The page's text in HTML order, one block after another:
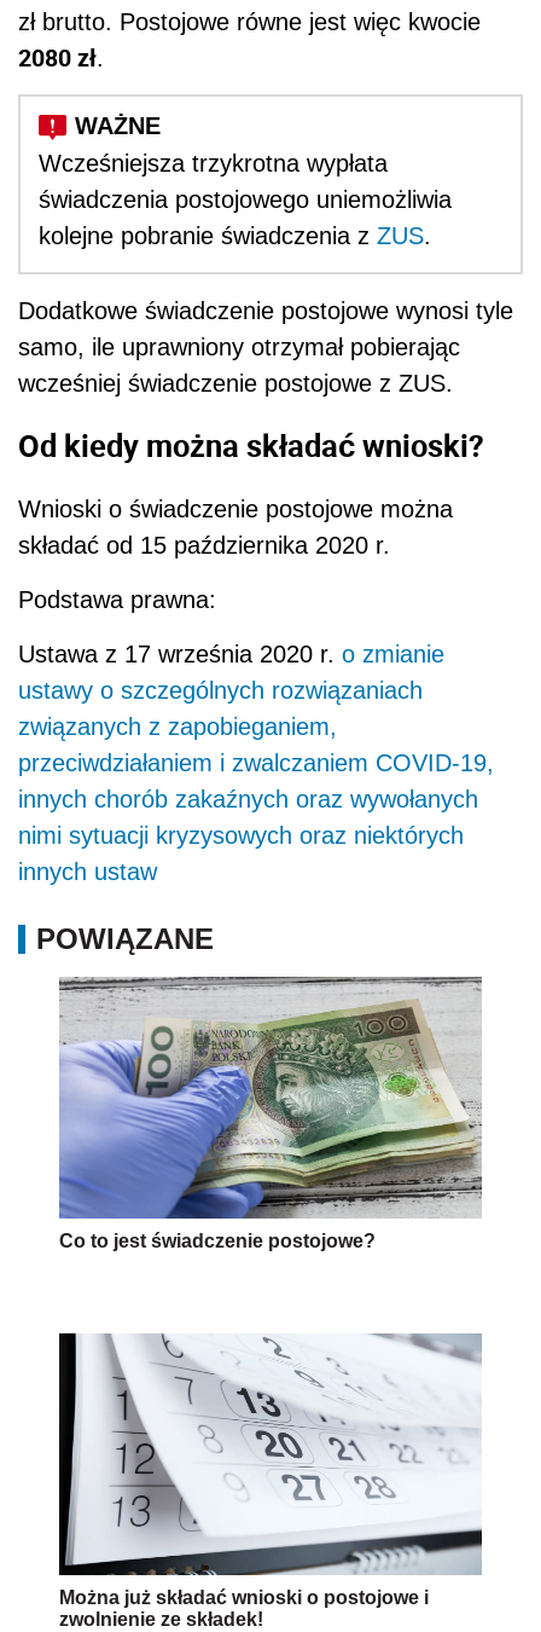
zł brutto. Postojowe równe jest więc kwocie
2080 zł.
Wcześniejsza trzykrotna wypłata
świadczenia postojowego uniemożliwia
kolejne pobranie świadczenia z ZUS.
Dodatkowe świadczenie postojowe wynosi tyle
samo, ile uprawniony otrzymał pobierając
wcześniej świadczenie postojowe z ZUS.
Od kiedy można składać wnioski?
Wnioski o świadczenie postojowe można
składać od 15 października 2020 r.
Podstawa prawna:
Ustawa z 17 września 2020 r. o zmianie
ustawy o szczególnych rozwiązaniach
związanych z zapobieganiem,
przeciwdziałaniem i zwalczaniem COVID-19,
innych chorób zakaźnych oraz wywołanych
nimi sytuacji kryzysowych oraz niektórych
innych ustaw
POWIĄZANE
Co to jest świadczenie postojowe?
Można już składać wnioski o postojowe i
zwolnienie ze składek!